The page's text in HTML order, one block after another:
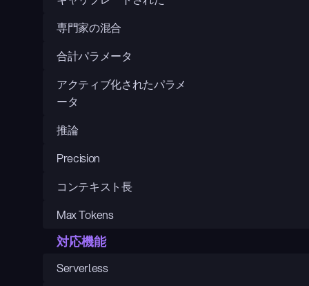
専門家の混合
合計パラメータ
アクティブ化されたパラメ
ータ
推論
Precision
コンテキスト長
Max Tokens
対応機能
Serverless